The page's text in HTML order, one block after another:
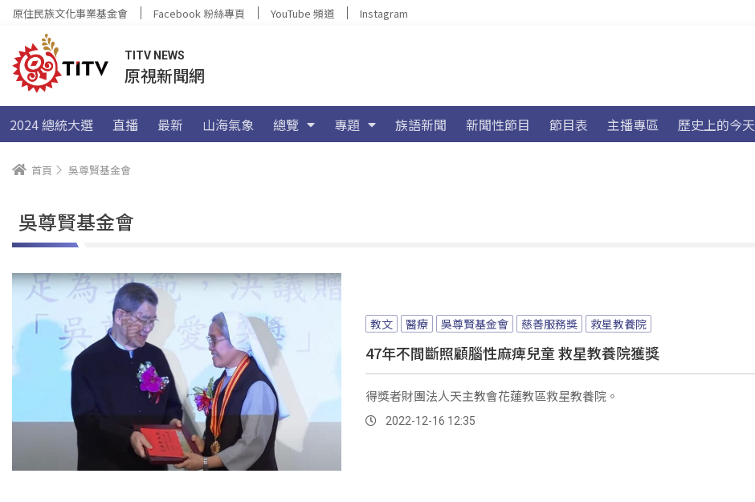
原住民族文化事業基金會 Facebook 粉絲專頁 YouTube 頻道 Instagram
TITV NEWS
原視新聞網
2024 總統大選 直播 最新 山海氣象 總覽 專題 族語新聞 新聞性節目 節目表 主播專區 歷史上的今天
首頁 吳尊賢基金會
吳尊賢基金會
教文 醫療 吳尊賢基金會 慈善服務獎 救星教養院
47年不間斷照顧腦性麻痺兒童 救星教養院獲獎
得獎者財團法人天主教會花蓮教區救星教養院。
2022-12-16 12:35